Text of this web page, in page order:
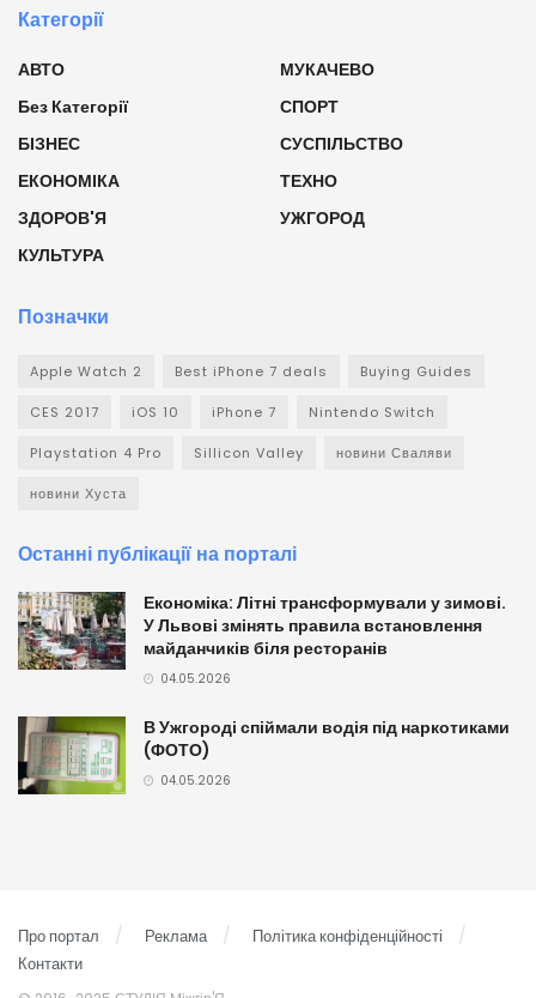
Категорії
АВТО
Без Категорії
БІЗНЕС
ЕКОНОМІКА
ЗДОРОВ'Я
КУЛЬТУРА
МУКАЧЕВО
СПОРТ
СУСПІЛЬСТВО
ТЕХНО
УЖГОРОД
Позначки
Apple Watch 2 Best iPhone 7 deals Buying Guides
CES 2017 iOS 10 iPhone 7 Nintendo Switch
Playstation 4 Pro Sillicon Valley новини Сваляви
новини Хуста
Останні публікації на порталі
Економіка: Літні трансформували у зимові.
У Львові змінять правила встановлення
майданчиків біля ресторанів
04.05.2026
В Ужгороді спіймали водія під наркотиками
(ФОТО)
04.05.2026
Про портал Реклама
Політика конфіденційності
Контакти